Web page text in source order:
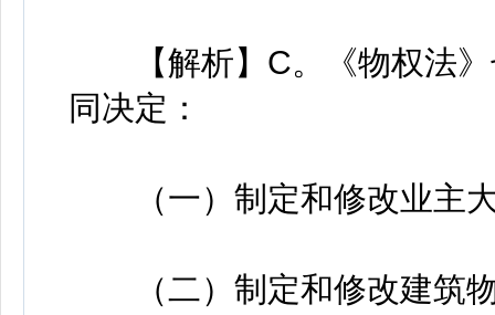
【解析】C。《物权法》
同决定：
（一）制定和修改业主大
（二）制定和修改建筑物